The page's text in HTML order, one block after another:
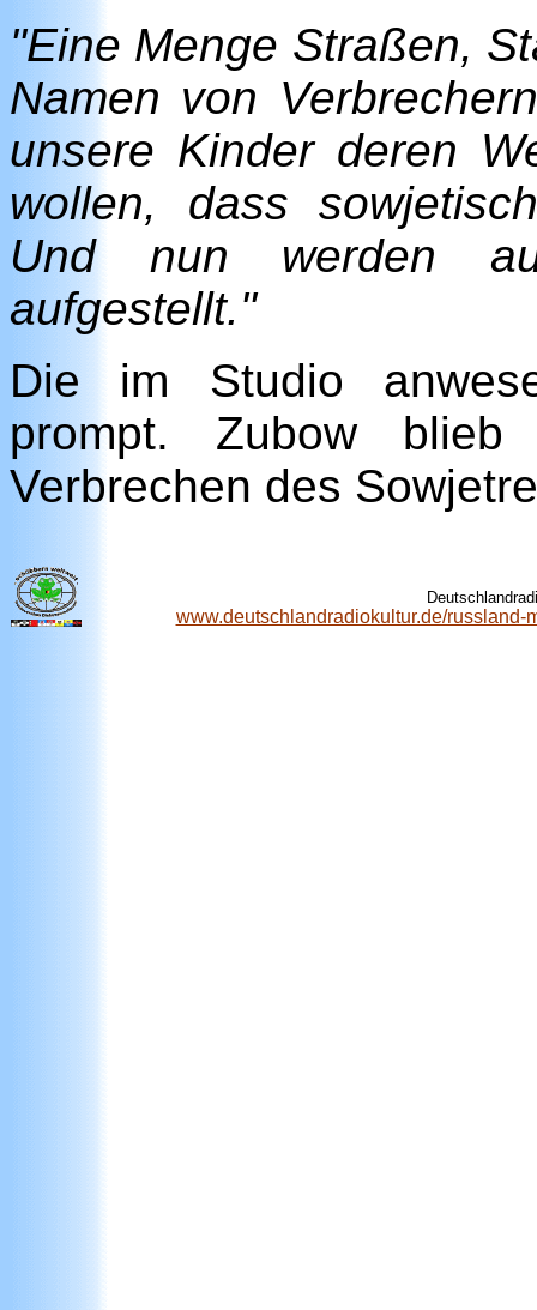
"Eine Menge Straßen,
Namen von
unsere Kinder deren
wollen, dass
Und nun werden
aufgestellt."
Die im Studio
prompt. Zubow
Verbrechen des
www.deutschlandradiokultur.de/russland-